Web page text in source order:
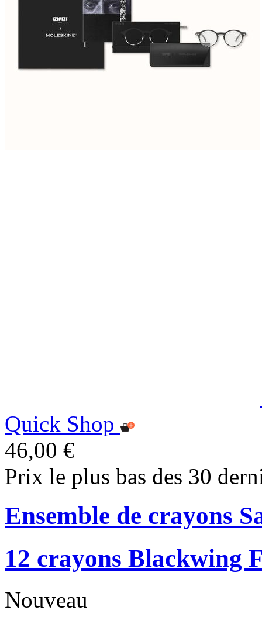
Quick Shop
46,00 €
Prix le plus bas des 30
Ensemble de crayons
12 crayons Blackwing
Nouveau